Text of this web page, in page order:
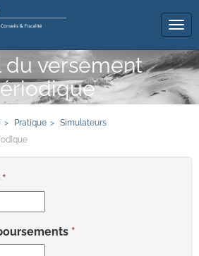
du versement
Pratique
Simulateurs